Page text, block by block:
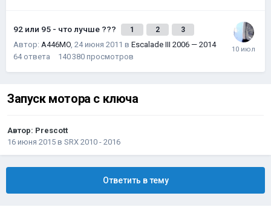
92 или 95 - что лучше ??? 1 2 3
Автор: A446MO, 24 июня 2011 в Escalade III 2006 — 2014
64 ответа 140 380 просмотров
Запуск мотора с ключа
Автор: Prescott
16 июня 2015 в SRX 2010 - 2016
Ответить в тему